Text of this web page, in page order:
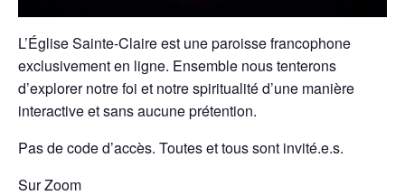
L’Église Sainte-Claire est une paroisse francophone
exclusivement en ligne. Ensemble nous tenterons
d’explorer notre foi et notre spiritualité d’une manière
interactive et sans aucune prétention.
Pas de code d’accès. Toutes et tous sont invité.e.s.
Sur Zoom